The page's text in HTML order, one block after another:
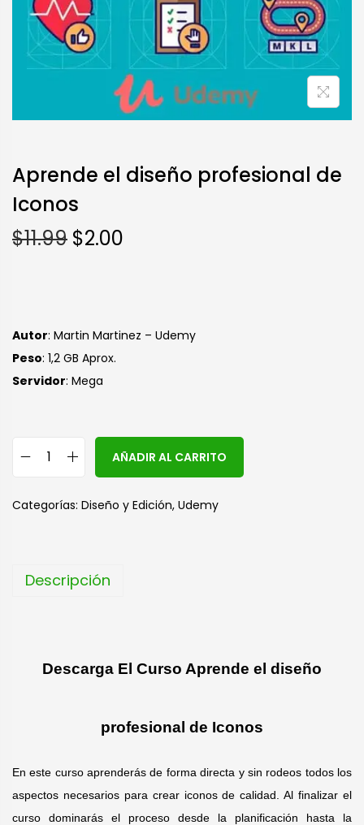
Aprende el diseño profesional de
Iconos
$11.99 $2.00
Autor: Martin Martinez – Udemy
Peso: 1,2 GB Aprox.
Servidor: Mega
AÑADIR AL CARRITO
e
Categorías: Diseño y Edición, Udemy
Descripción
Descarga El Curso Aprende el diseño
profesional de Iconos
En este curso aprenderás de forma directa y sin rodeos todos los
aspectos necesarios para crear iconos de calidad. Al finalizar el
curso dominarás el proceso desde la planificación hasta la